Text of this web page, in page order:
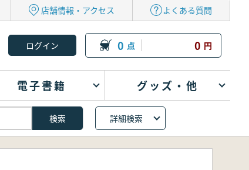
店舗情報・アクセス よくある質問
0 点 0 円
電子書籍 グッズ・他
詳細検索